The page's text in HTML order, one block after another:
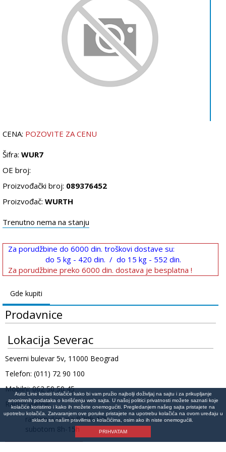
CENA: POZOVITE ZA CENU
Šifra: WUR7
OE broj:
Proizvođački broj: 089376452
Proizvođač: WURTH
Trenutno nema na stanju
Za porudžbine do 6000 din. troškovi dostave su:
do 5 kg - 420 din. / do 15 kg - 552 din.
Za porudžbine preko 6000 din. dostava je besplatna !
Gde kupiti
Prodavnice
Lokacija Severac
Severni bulevar 5v, 11000 Beograd
Telefon: (011) 72 90 100
Mobilni: 062 50 50 45
Radno vreme:
radnim danima 8:30h-17h
subotom 8h-15h
Auto Line koristi kolačiće kako bi vam pružio najbolji doživljaj na sajtu i za prikupljanje
anonimnih podataka o korišćenju web sajta. U našoj politici privatnosti možete saznati koje
kolačiće koristimo i kako ih možete onemogućiti. Pregledanjem našeg sajta pristajete na
upotrebu kolačića. Zatvaranjem ove poruke pristajete na upotrebu kolačića na ovom uređaju u
skladu sa našim pravilima o kolačićima, osim ako ih niste onemogućili.
PRIHVATAM